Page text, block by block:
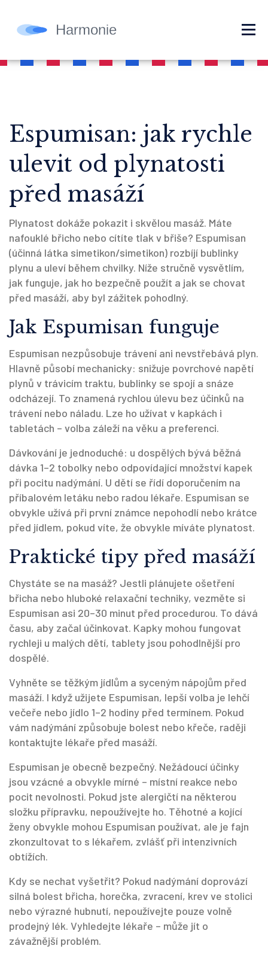
Espumisan: jak rychle
ulevit od plynatosti
před masáží
Plynatost dokáže pokazit i skvělou masáž. Máte
nafouklé břicho nebo cítíte tlak v břiše? Espumisan
(účinná látka simetikon/simetikon) rozbíjí bublinky
plynu a uleví během chvilky. Níže stručně vysvětlím,
jak funguje, jak ho bezpečně použít a jak se chovat
před masáží, aby byl zážitek pohodlný.
Jak Espumisan funguje
Espumisan nezpůsobuje trávení ani nevstřebává plyn.
Hlavně působí mechanicky: snižuje povrchové napětí
plynů v trávicím traktu, bublinky se spojí a snáze
odcházejí. To znamená rychlou úlevu bez účinků na
trávení nebo náladu. Lze ho užívat v kapkách i
tabletách – volba záleží na věku a preferenci.
Dávkování je jednoduché: u dospělých bývá běžná
dávka 1–2 tobolky nebo odpovídající množství kapek
při pocitu nadýmání. U dětí se řídí doporučením na
příbalovém letáku nebo radou lékaře. Espumisan se
obvykle užívá při první známce nepohodlí nebo krátce
před jídlem, pokud víte, že obvykle míváte plynatost.
Praktické tipy před masáží
Chystáte se na masáž? Jestli plánujete ošetření
břicha nebo hluboké relaxační techniky, vezměte si
Espumisan asi 20–30 minut před procedurou. To dává
času, aby začal účinkovat. Kapky mohou fungovat
rychleji u malých dětí, tablety jsou pohodlnější pro
dospělé.
Vyhněte se těžkým jídlům a syceným nápojům před
masáží. I když užijete Espumisan, lepší volba je lehčí
večeře nebo jídlo 1–2 hodiny před termínem. Pokud
vám nadýmání způsobuje bolest nebo křeče, raději
kontaktujte lékaře před masáží.
Espumisan je obecně bezpečný. Nežádoucí účinky
jsou vzácné a obvykle mírné – místní reakce nebo
pocit nevolnosti. Pokud jste alergičtí na některou
složku přípravku, nepoužívejte ho. Těhotné a kojící
ženy obvykle mohou Espumisan používat, ale je fajn
zkonzultovat to s lékařem, zvlášť při intenzivních
obtížích.
Kdy se nechat vyšetřit? Pokud nadýmání doprovází
silná bolest břicha, horečka, zvracení, krev ve stolici
nebo výrazné hubnutí, nepoužívejte pouze volně
prodejný lék. Vyhledejte lékaře – může jít o
závažnější problém.